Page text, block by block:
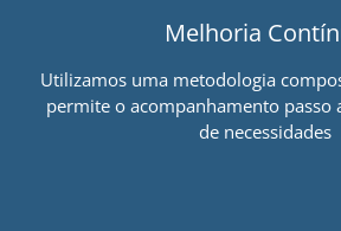
Melhoria
Utilizamos uma metodologia
permite o acompanhamento passo
de necessidades